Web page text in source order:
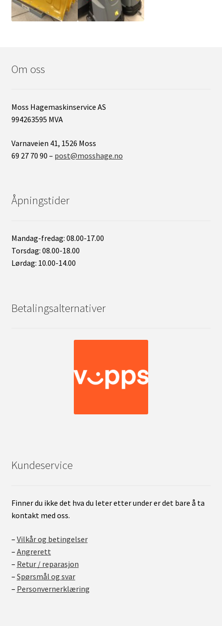
Om oss
Moss Hagemaskinservice AS
994263595 MVA
Varnaveien 41, 1526 Moss
69 27 70 90 – post@mosshage.no
Åpningstider
Mandag-fredag: 08.00-17.00
Torsdag: 08.00-18.00
Lørdag: 10.00-14.00
Betalingsalternativer
Kundeservice
Finner du ikke det hva du leter etter under er det bare å ta
kontakt med oss.
– Vilkår og betingelser
– Angrerett
– Retur / reparasjon
– Spørsmål og svar
– Personvernerklæring